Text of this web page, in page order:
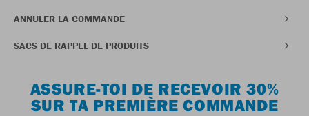
ANNULER LA COMMANDE
SACS DE RAPPEL DE PRODUITS
ASSURE-TOI DE RECEVOIR 30%
SUR TA PREMIÈRE COMMANDE